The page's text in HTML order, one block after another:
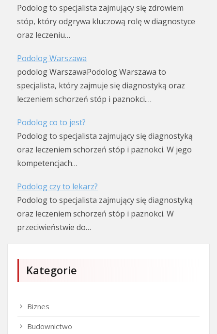
Podolog to specjalista zajmujący się zdrowiem
stóp, który odgrywa kluczową rolę w diagnostyce
oraz leczeniu…
Podolog Warszawa
podolog WarszawaPodolog Warszawa to
specjalista, który zajmuje się diagnostyką oraz
leczeniem schorzeń stóp i paznokci.…
Podolog co to jest?
Podolog to specjalista zajmujący się diagnostyką
oraz leczeniem schorzeń stóp i paznokci. W jego
kompetencjach…
Podolog czy to lekarz?
Podolog to specjalista zajmujący się diagnostyką
oraz leczeniem schorzeń stóp i paznokci. W
przeciwieństwie do…
Kategorie
Biznes
Budownictwo